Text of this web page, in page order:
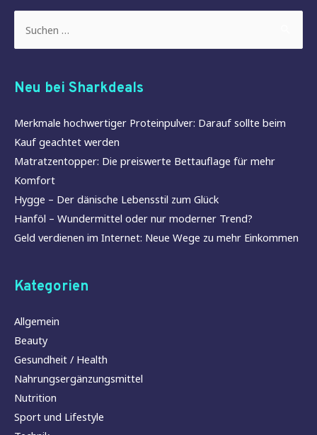
nach:
Neu bei Sharkdeals
Merkmale hochwertiger Proteinpulver: Darauf sollte beim
Kauf geachtet werden
Matratzentopper: Die preiswerte Bettauflage für mehr
Komfort
Hygge – Der dänische Lebensstil zum Glück
Hanföl – Wundermittel oder nur moderner Trend?
Geld verdienen im Internet: Neue Wege zu mehr Einkommen
Kategorien
Allgemein
Beauty
Gesundheit / Health
Nahrungsergänzungsmittel
Nutrition
Sport und Lifestyle